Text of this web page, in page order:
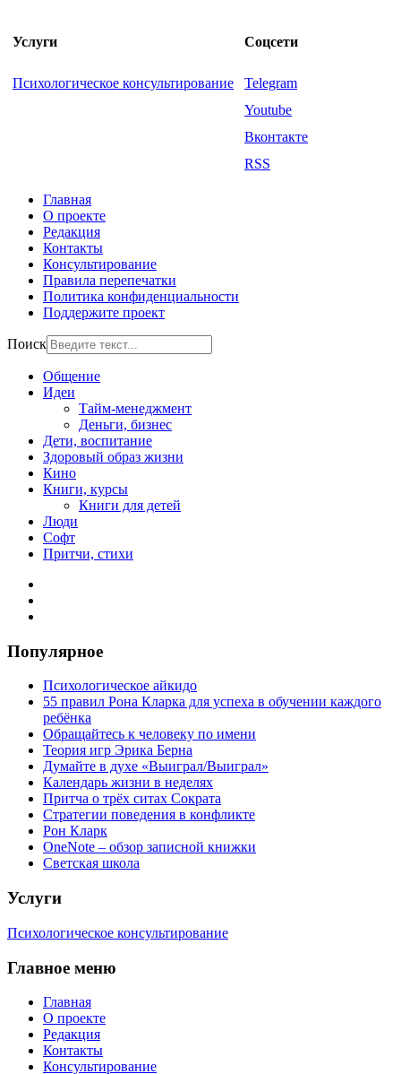
Услуги Соцсети
Психологическое консультирование
Telegram
Youtube
Вконтакте
RSS
Главная
О проекте
Редакция
Контакты
Консультирование
Правила перепечатки
Политика конфиденциальности
Поддержите проект
Поиск
Общение
Идеи
Тайм-менеджмент
Деньги, бизнес
Дети, воспитание
Здоровый образ жизни
Кино
Книги, курсы
Книги для детей
Люди
Софт
Притчи, стихи
Популярное
Психологическое айкидо
55 правил Рона Кларка для успеха в обучении каждого
ребёнка
Обращайтесь к человеку по имени
Теория игр Эрика Берна
Думайте в духе «Выиграл/Выиграл»
Календарь жизни в неделях
Притча о трёх ситах Сократа
Стратегии поведения в конфликте
Рон Кларк
OneNote – обзор записной книжки
Светская школа
Услуги
Психологическое консультирование
Главное меню
Главная
О проекте
Редакция
Контакты
Консультирование